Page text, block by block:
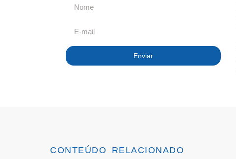
Enviar
CONTEÚDO RELACIONADO